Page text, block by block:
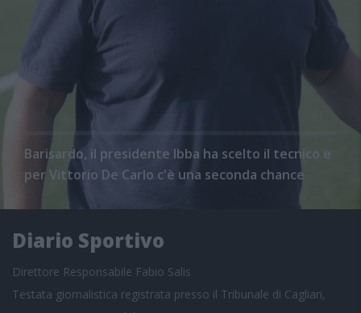
Barisardo, il presidente Ibba ha scelto il tecnico e
per Vittorio De Carlo c'è una seconda chance
Diario Sportivo
Direttore Responsabile Fabio Salis
Testata giornalistica registrata presso il Tribunale di Cagliari,